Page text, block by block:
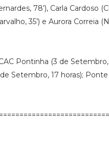
78’), Carla Cardoso
35’) e Aurora Correia
Pontinha (3 de
Setembro, 17 horas);